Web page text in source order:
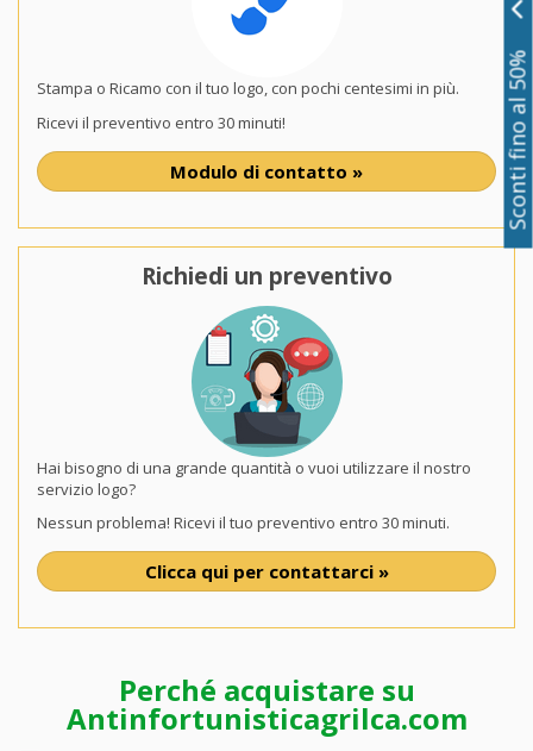
Stampa o Ricamo con il tuo logo, con pochi centesimi in più.
Ricevi il preventivo entro 30 minuti!
Modulo di contatto »
Richiedi un preventivo
Hai bisogno di una grande quantità o vuoi utilizzare il nostro
servizio logo?
Nessun problema! Ricevi il tuo preventivo entro 30 minuti.
Clicca qui per contattarci »
Perché acquistare su
Antinfortunisticagrilca.com
Sconti fino al 50%